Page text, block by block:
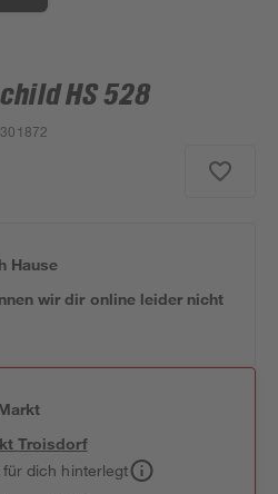
HS 528
Hause
wir dir online leider nicht
Troisdorf
für dich hinterlegt